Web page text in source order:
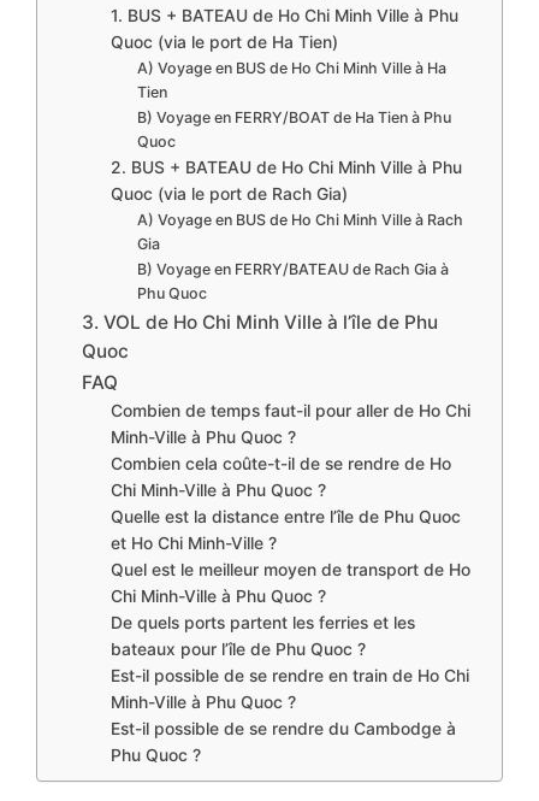
1. BUS + BATEAU de Ho Chi Minh Ville à Phu
Quoc (via le port de Ha Tien)
A) Voyage en BUS de Ho Chi Minh Ville à Ha
Tien
B) Voyage en FERRY/BOAT de Ha Tien à Phu
Quoc
2. BUS + BATEAU de Ho Chi Minh Ville à Phu
Quoc (via le port de Rach Gia)
A) Voyage en BUS de Ho Chi Minh Ville à Rach
Gia
B) Voyage en FERRY/BATEAU de Rach Gia à
Phu Quoc
3. VOL de Ho Chi Minh Ville à l’île de Phu
Quoc
FAQ
Combien de temps faut-il pour aller de Ho Chi
Minh-Ville à Phu Quoc ?
Combien cela coûte-t-il de se rendre de Ho
Chi Minh-Ville à Phu Quoc ?
Quelle est la distance entre l’île de Phu Quoc
et Ho Chi Minh-Ville ?
Quel est le meilleur moyen de transport de Ho
Chi Minh-Ville à Phu Quoc ?
De quels ports partent les ferries et les
bateaux pour l’île de Phu Quoc ?
Est-il possible de se rendre en train de Ho Chi
Minh-Ville à Phu Quoc ?
Est-il possible de se rendre du Cambodge à
Phu Quoc ?